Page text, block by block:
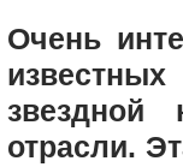
Очень
звездной
отрасли.